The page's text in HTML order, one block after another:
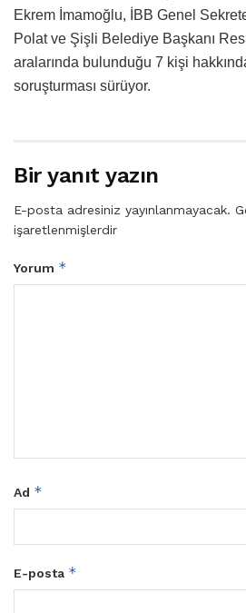
Ekrem İmamoğlu, İBB Genel
Polat ve Şişli Belediye Başkanı
aralarında bulunduğu 7 kişi
soruşturması sürüyor.
Bir yanıt yazın
E-posta adresiniz yayınlanmayacak.
işaretlenmişlerdir
Yorum *
Ad *
E-posta *